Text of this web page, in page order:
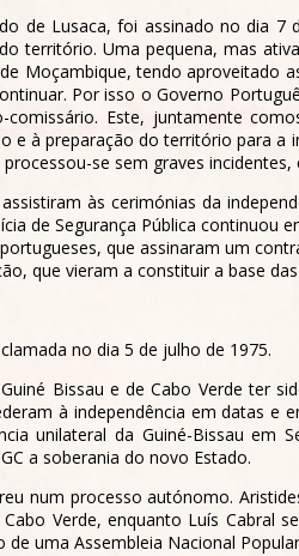
de Lusaca, foi assinado no dia
território. Uma pequena, mas
Moçambique, tendo aproveitado
Por isso o Governo
Este, juntamente
e à preparação do território para a
se sem graves
às cerimónias da
de Segurança Pública
que assinaram um
que vieram a constituir a base
no dia 5 de julho de 1975.
Bissau e de Cabo Verde ter
à independência em datas e
unilateral da Guiné-Bissau
a soberania do novo Estado.
num processo autónomo.
Verde, enquanto Luís Cabral
uma Assembleia Nacional